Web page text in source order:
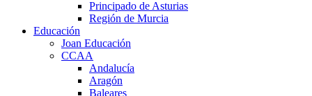
Principado de Asturias
Región de Murcia
Educación
Joan Educación
CCAA
Andalucía
Aragón
Baleares